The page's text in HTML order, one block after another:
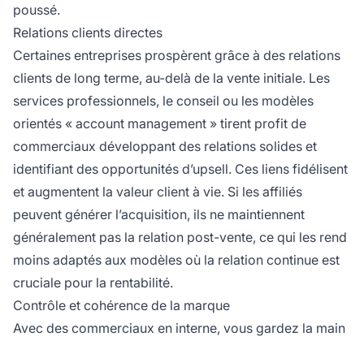
poussé.
Relations clients directes
Certaines entreprises prospèrent grâce à des relations
clients de long terme, au-delà de la vente initiale. Les
services professionnels, le conseil ou les modèles
orientés « account management » tirent profit de
commerciaux développant des relations solides et
identifiant des opportunités d’upsell. Ces liens fidélisent
et augmentent la valeur client à vie. Si les affiliés
peuvent générer l’acquisition, ils ne maintiennent
généralement pas la relation post-vente, ce qui les rend
moins adaptés aux modèles où la relation continue est
cruciale pour la rentabilité.
Contrôle et cohérence de la marque
Avec des commerciaux en interne, vous gardez la main